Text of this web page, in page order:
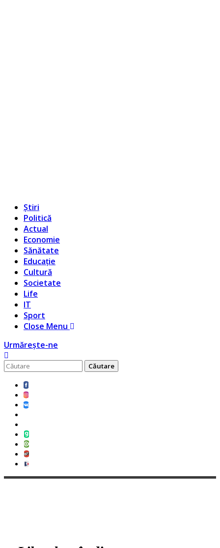
Știri
Politică
Actual
Economie
Sănătate
Educație
Cultură
Societate
Life
IT
Sport
Close Menu
Urmărește-ne
Caută
pentru: